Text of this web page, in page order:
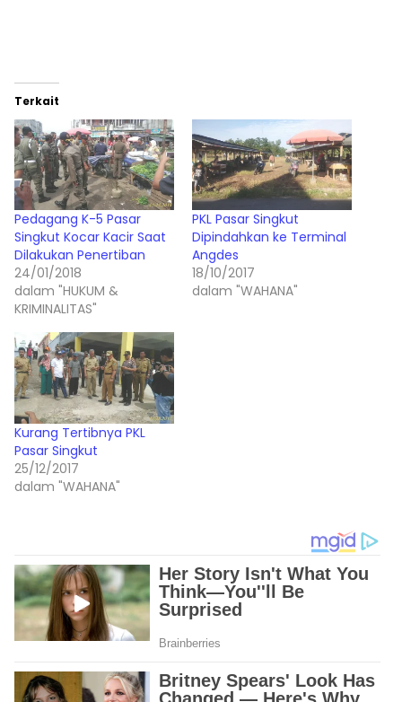
Terkait
Pedagang K-5 Pasar
Singkut Kocar Kacir Saat
Dilakukan Penertiban
24/01/2018
dalam "HUKUM &
KRIMINALITAS"
PKL Pasar Singkut
Dipindahkan ke Terminal
Angdes
18/10/2017
dalam "WAHANA"
Kurang Tertibnya PKL
Pasar Singkut
25/12/2017
dalam "WAHANA"